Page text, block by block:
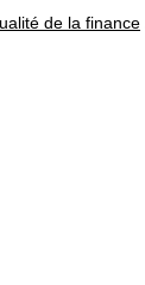
de la finance